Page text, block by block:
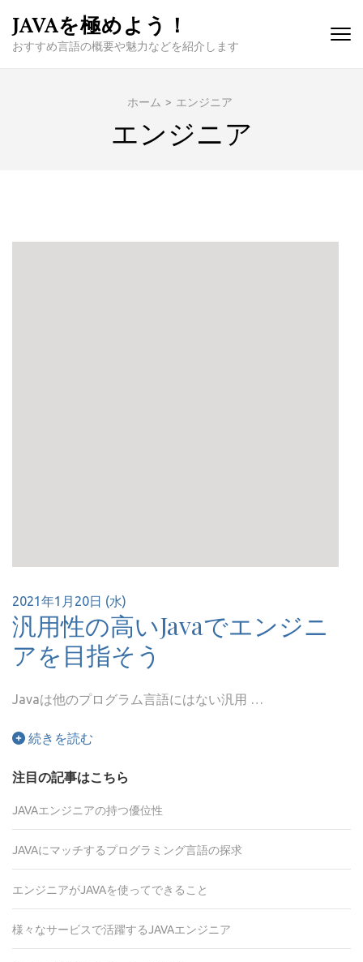
JAVAを極めよう！
おすすめ言語の概要や魅力などを紹介します
ホーム > エンジニア
エンジニア
2021年1月20日 (水)
汎用性の高いJavaでエンジニ
アを目指そう
Javaは他のプログラム言語にはない汎用 …
続きを読む
注目の記事はこちら
JAVAエンジニアの持つ優位性
JAVAにマッチするプログラミング言語の探求
エンジニアがJAVAを使ってできること
様々なサービスで活躍するJAVAエンジニア